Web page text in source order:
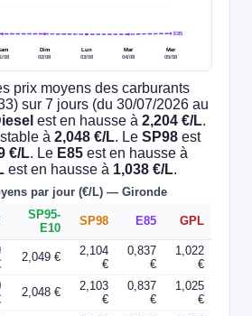
08
Dim
02/08
Lun
03/08
Mar
04/08
Mer
05/08
E85
prix moyens des carburants
sur 7 jours (du 30/07/2026 au
est en hausse à2,204 €/L.
à2,048 €/L. LeSP98 est
€/L. Le E85 est en hausse à
est en hausse à 1,038 €/L.
par jour (€/L) — Gironde
SP95-
E10
SP98 E85 GPL
2,049 €
2,104
€
0,837
€
1,022
€
2,048 €
2,103
€
0,837
€
1,025
€